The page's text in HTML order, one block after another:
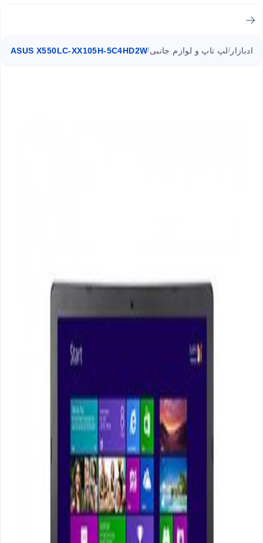
ادبازار /لپ تاپ و لوازم جانبی/
ASUS X550LC-XX105H-5C4HD2W